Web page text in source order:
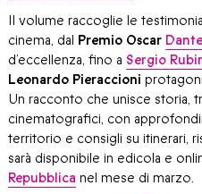
Il volume raccoglie le
cinema, dal Premio Oscar
d’eccellenza, fino a Sergio
Leonardo Pieraccioni
Un racconto che unisce storia,
cinematografici, con
territorio e consigli su itinerari,
sarà disponibile in edicola e
Repubblica nel mese di marzo.